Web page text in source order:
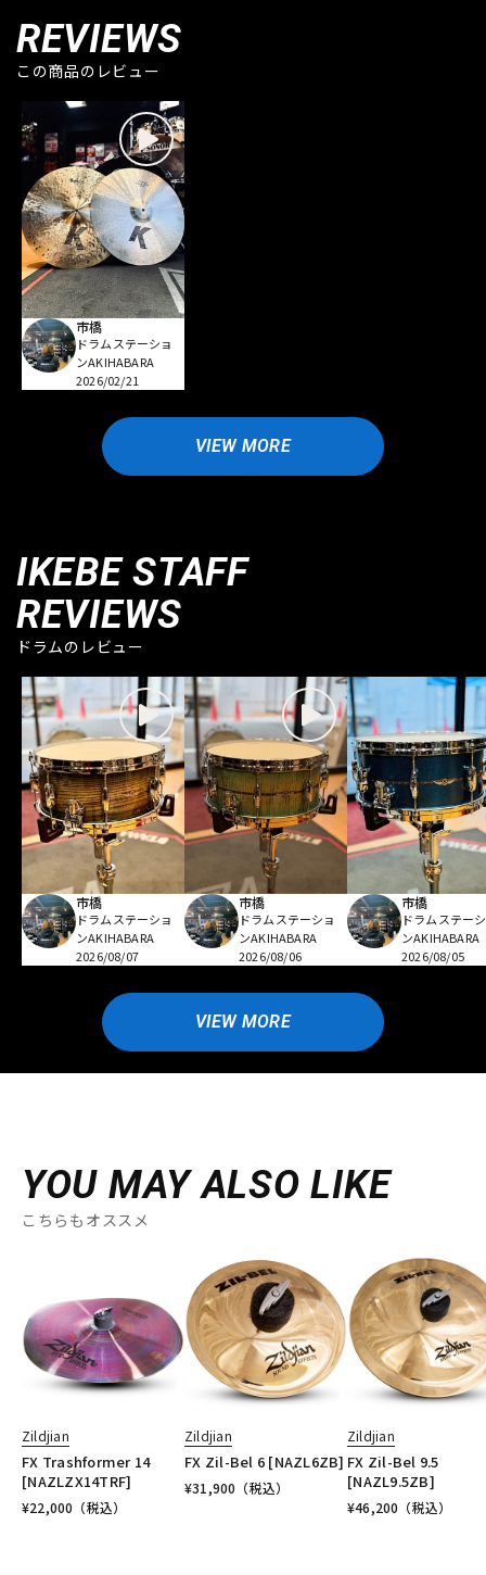
REVIEWS
この商品のレビュー
市橋
ドラムステーショ
ンAKIHABARA
2026/02/21
VIEW MORE
IKEBE STAFF
REVIEWS
ドラムのレビュー
市橋
ドラムステーショ
ンAKIHABARA
2026/08/07
市橋
ドラムステーショ
ンAKIHABARA
2026/08/06
市橋
ドラムステー
ンAKIHABARA
2026/08/05
VIEW MORE
YOU MAY ALSO LIKE
こちらもオススメ
Zildjian
FX Trashformer 14
[NAZLZX14TRF]
¥22,000 （税込）
Zildjian
FX Zil-Bel 6 [NAZL6ZB]
¥31,900 （税込）
Zildjian
FX Zil-Bel 9.5
[NAZL9.5ZB]
¥46,200 （税込）